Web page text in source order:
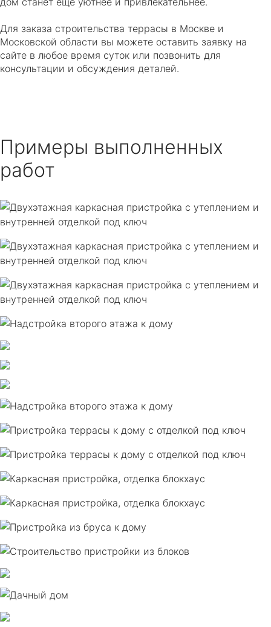
Для заказа строительства террасы в Москве и
Московской области вы можете оставить заявку на
сайте в любое время суток или позвонить для
консультации и обсуждения деталей.
Примеры выполненных
работ